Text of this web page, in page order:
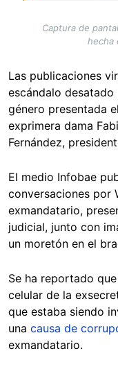
Captura de
hecha
Las publicaciones
escándalo desatado
género presentada
exprimera dama
Fernández,
El medio Infobae
conversaciones por
exmandatario,
judicial, junto con
un moretón en el
Se ha reportado
celular de la
que estaba siendo
una causa de
exmandatario.